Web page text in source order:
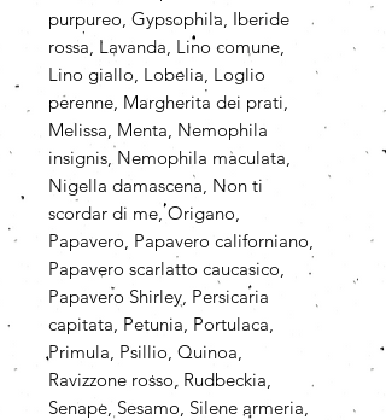
purpureo, Gypsophila, Iberide
rossa, Lavanda, Lino comune,
Lino giallo, Lobelia, Loglio
perenne, Margherita dei prati,
Melissa, Menta, Nemophila
insignis, Nemophila maculata,
Nigella damascena, Non ti
scordar di me, Origano,
Papavero, Papavero californiano,
Papavero scarlatto caucasico,
Papavero Shirley, Persicaria
capitata, Petunia, Portulaca,
Primula, Psillio, Quinoa,
Ravizzone rosso, Rudbeckia,
Senape, Sesamo, Silene armeria,